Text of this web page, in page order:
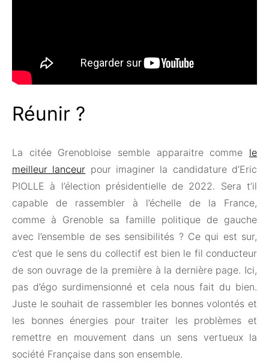
Réunir ?
La citée Grenobloise semble apparaitre comme le
meilleur lanceur pour imaginer la candidature d’Eric
PIOLLE à l’élection présidentielle de 2022. Sera t’il
capable de rassembler à l’échelle de la France,
comme à Grenoble sa famille politique de gauche
avec l’ensemble de ses sensibilités ? Ce qui est sur,
c’est que le sens du collectif est bien le fil conducteur
de son ouvrage de la première à la dernière page. Ici,
pas d’égo surdimensionné et cela nous fait du bien.
Juste le souhait de rassembler les bonnes volontés et
les bonnes énergies pour traiter les problèmes et
remettre en mouvement dans un sens vertueux la
société Française dans son ensemble.